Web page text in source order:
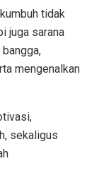
tidak
juga sarana
mengenalkan
sekaligus